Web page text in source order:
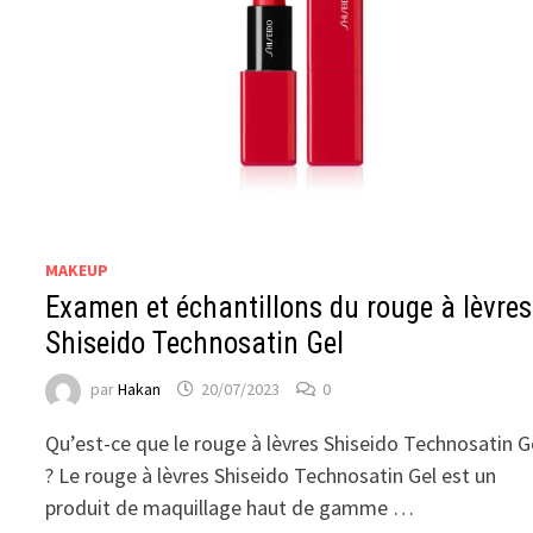
MAKEUP
Examen et échantillons du rouge à lèvres
Shiseido Technosatin Gel
parHakan 20/07/2023 0
Qu’est-ce que le rouge à lèvres Shiseido Technosatin
? Le rouge à lèvres Shiseido Technosatin Gel est un
produit de maquillage haut de gamme …